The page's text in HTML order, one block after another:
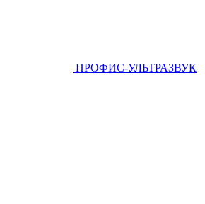
ПРОФИС-УЛЬТРАЗВУК